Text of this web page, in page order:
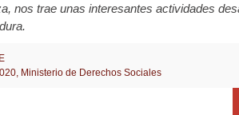
nos trae unas interesantes actividades
, Ministerio de Derechos Sociales